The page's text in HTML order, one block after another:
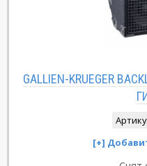
GALLIEN-KRUEGER